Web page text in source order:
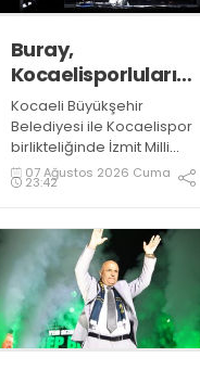
Buray,
Kocaelisporluları
mest etti
Kocaeli Büyükşehir
Belediyesi ile Kocaelispor
birlikteliğinde İzmit Milli
İrade Meydanı’nda
düzenlenen Kocaelispor
sevilen sanatçı Buray,
verdiği konserle meydanı
inletti.
07 Ağustos 2026 Cuma
23:42